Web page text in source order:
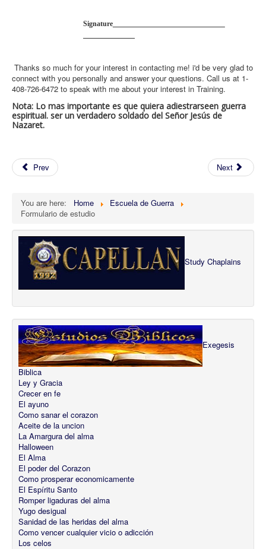
Signature
Thanks so much for your interest in contacting me! i'd be very glad to
connect with you personally and answer your questions. Call us at 1-
408-726-6472 to speak with me about your interest in Training.
Nota: Lo mas importante es que quiera adiestrarseen guerra
espiritual. ser un verdadero soldado del Señor Jesús de
Nazaret.
Prev Next
You are here: Home
Escuela de Guerra
Formulario de estudio
Study Chaplains
Exegesis
Biblica
Ley y Gracia
Crecer en fe
El ayuno
Como sanar el corazon
Aceite de la uncion
La Amargura del alma
Halloween
El Alma
El poder del Corazon
Como prosperar economicamente
El Espíritu Santo
Romper ligaduras del alma
Yugo desigual
Sanidad de las heridas del alma
Como vencer cualquier vicio o adicción
Los celos